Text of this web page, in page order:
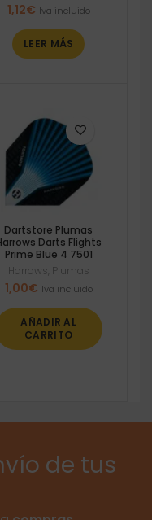
1,12€ Iva incluido
LEER MÁS
Dartstore Plumas
Darts Flights
Prime Blue 4 7501
Harrows Plumas
1,00€ Iva incluido
AÑADIR AL
CARRITO
de tus